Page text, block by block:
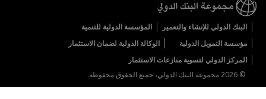
البنك الدولي للإنشاء والتعمير
المؤسسة الدولية للتنمية
مؤسسة التمويل الدولية
الوكالة الدولية لضمان الاستثمار
المركز الدولي لتسوية منازعات الاستثمار
© 2026 مجموعة البنك الدولي، جميع الحقوق محفوظة.